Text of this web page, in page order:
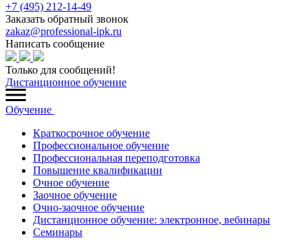
+7 (495) 212-14-49
Заказать обратный звонок
zakaz@professional-ipk.ru
Написать сообщение
Только для сообщений!
Дистанционное обучение
Обучение
Краткосрочное обучение
Профессиональное обучение
Профессиональная переподготовка
Повышение квалификации
Очное обучение
Заочное обучение
Очно-заочное обучение
Дистанционное обучение: электронное, вебинары
Семинары